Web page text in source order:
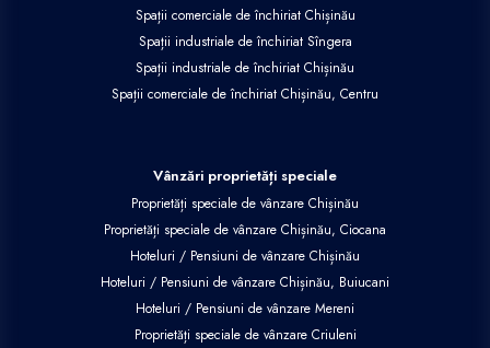
Spații comerciale de închiriat Chișinău
Spații industriale de închiriat Sîngera
Spații industriale de închiriat Chișinău
Spații comerciale de închiriat Chișinău, Centru
Vânzări proprietăți speciale
Proprietăți speciale de vânzare Chișinău
Proprietăți speciale de vânzare Chișinău, Ciocana
Hoteluri / Pensiuni de vânzare Chișinău
Hoteluri / Pensiuni de vânzare Chișinău, Buiucani
Hoteluri / Pensiuni de vânzare Mereni
Proprietăți speciale de vânzare Criuleni